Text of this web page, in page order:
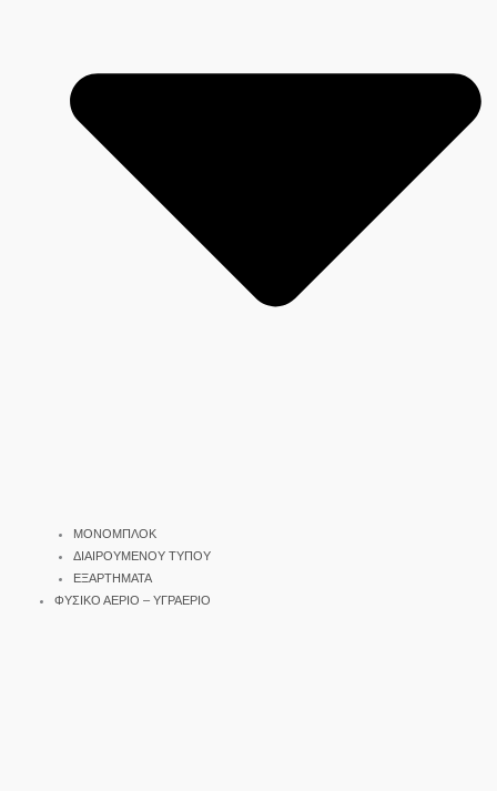
ΜΟΝΟΜΠΛΟΚ
ΔΙΑΙΡΟΥΜΕΝΟΥ ΤΥΠΟΥ
ΕΞΑΡΤΗΜΑΤΑ
ΦΥΣΙΚΟ ΑΕΡΙΟ – ΥΓΡΑΕΡΙΟ